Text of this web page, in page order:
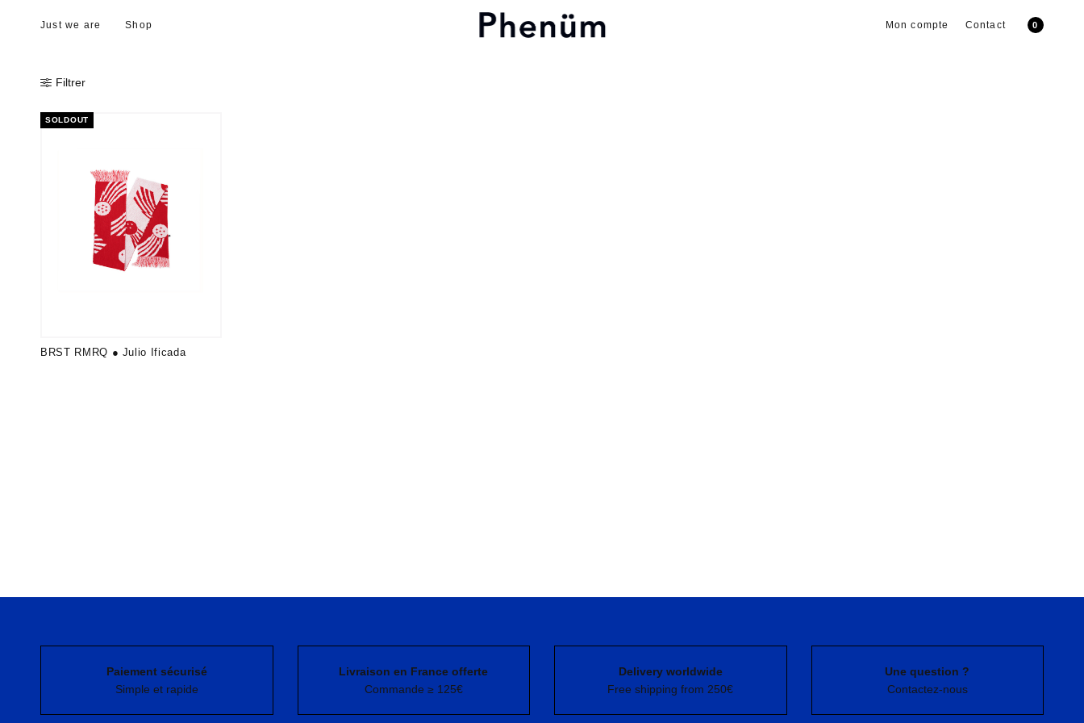
Just we are Shop Mon compte Contact 0
Filtrer
SOLDOUT
BRST RMRQ ● Julio Ificada
Paiement sécurisé
Simple et rapide
Livraison en France offerte
Commande ≥ 125€
Delivery worldwide
Free shipping from 250€
Une question ?
Contactez-nous